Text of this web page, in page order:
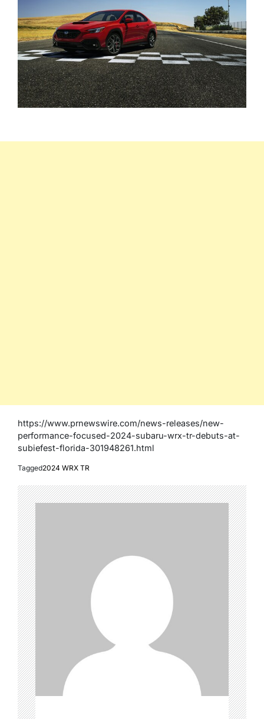
https://www.prnewswire.com/news-releases/new-
performance-focused-2024-subaru-wrx-tr-debuts-at-
subiefest-florida-301948261.html
Tagged2024 WRX TR